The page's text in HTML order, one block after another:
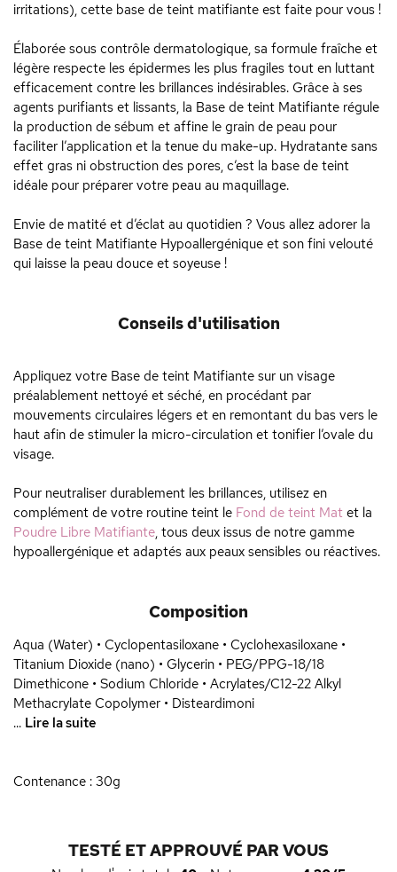
irritations), cette base de teint matifiante est faite pour vous !
Élaborée sous contrôle dermatologique, sa formule fraîche et
légère respecte les épidermes les plus fragiles tout en luttant
efficacement contre les brillances indésirables. Grâce à ses
agents purifiants et lissants, la Base de teint Matifiante régule
la production de sébum et affine le grain de peau pour
faciliter l’application et la tenue du make-up. Hydratante sans
effet gras ni obstruction des pores, c’est la base de teint
idéale pour préparer votre peau au maquillage.
Envie de matité et d’éclat au quotidien ? Vous allez adorer la
Base de teint Matifiante Hypoallergénique et son fini velouté
qui laisse la peau douce et soyeuse !
Conseils d'utilisation
Appliquez votre Base de teint Matifiante sur un visage
préalablement nettoyé et séché, en procédant par
mouvements circulaires légers et en remontant du bas vers le
haut afin de stimuler la micro-circulation et tonifier l’ovale du
visage.
Pour neutraliser durablement les brillances, utilisez en
complément de votre routine teint le Fond de teint Mat et la
Poudre Libre Matifiante, tous deux issus de notre gamme
hypoallergénique et adaptés aux peaux sensibles ou réactives.
Composition
Aqua (Water) • Cyclopentasiloxane • Cyclohexasiloxane •
Titanium Dioxide (nano) • Glycerin • PEG/PPG-18/18
Dimethicone • Sodium Chloride • Acrylates/C12-22 Alkyl
Methacrylate Copolymer • Disteardimoni
... Lire la suite
Contenance : 30g
TESTÉ ET APPROUVÉ PAR VOUS